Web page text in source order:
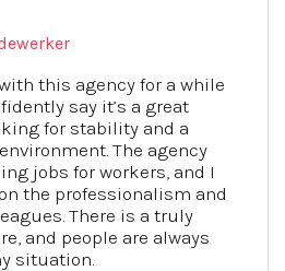
this agency for a while
say it’s a great
for stability and a
The agency
jobs for workers, and I
the professionalism and
There is a truly
and people are always
situation.